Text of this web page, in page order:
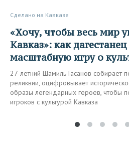
Сделано на Кавказе
«Хочу, чтобы весь мир увидел настоящий
Кавказ»: как
масштабную игру о
27-летний Шамиль Гасанов собирает
реликвии, оцифровывает
образы легендарных героев, чтобы
игроков с культурой Кавказа